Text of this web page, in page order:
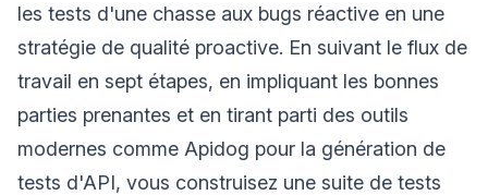
les tests d'une chasse aux bugs réactive en une
stratégie de qualité proactive. En suivant le flux de
travail en sept étapes, en impliquant les bonnes
parties prenantes et en tirant parti des outils
modernes comme Apidog pour la génération de
tests d'API, vous construisez une suite de tests